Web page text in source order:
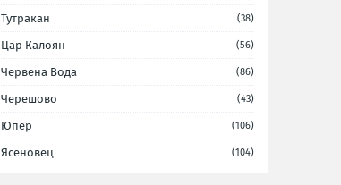
Тутракан (38)
Цар Калоян (56)
Червена Вода (86)
Черешово (43)
Юпер (106)
Ясеновец (104)